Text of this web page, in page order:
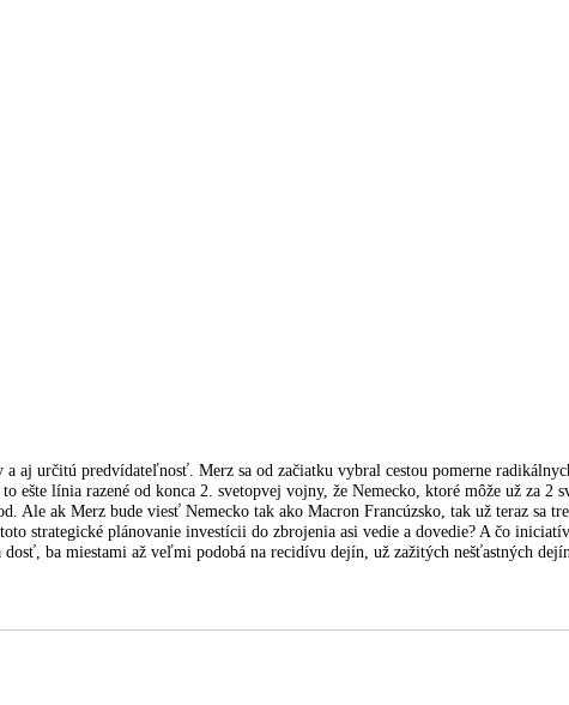
určitú predvídateľnosť. Merz sa od začiatku vybral cestou pomerne
línia razené od konca 2. svetopvej vojny, že Nemecko, ktoré môže už za 2
Ale ak Merz bude viesť Nemecko tak ako Macron Francúzsko, tak už teraz sa
strategické plánovanie investícii do zbrojenia asi vedie a dovedie? A čo
ba miestami až veľmi podobá na recidívu dejín, už zažitých nešťastných